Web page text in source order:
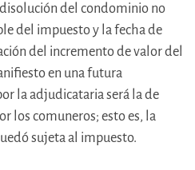
disolución del condominio no
del impuesto y la fecha de
del incremento de valor del
en una futura
la adjudicataria será la de
los comuneros; esto es, la
sujeta al impuesto.